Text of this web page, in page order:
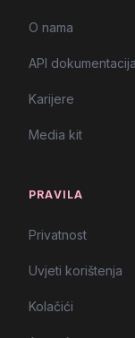
O nama
API dokumentacija
Karijere
Media kit
PRAVILA
Privatnost
Uvjeti korištenja
Kolačići